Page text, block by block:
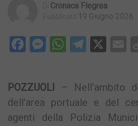
Cronaca Flegrea
19 Giugno 2026
Facebook
Messenger
WhatsApp
X
POZZUOLI
– Nell’ambito
dell’area portuale e del
agenti della Polizia